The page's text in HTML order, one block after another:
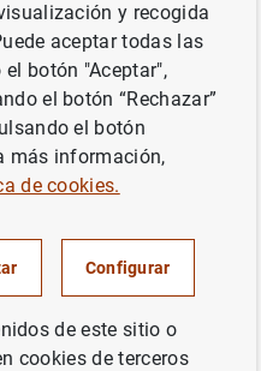
the United
Union
Saiz
y recogida
aceptar todas las
botón "Aceptar",
el botón “Rechazar”
el botón
más información,
de cookies.
Configurar
de este sitio o
cookies de terceros